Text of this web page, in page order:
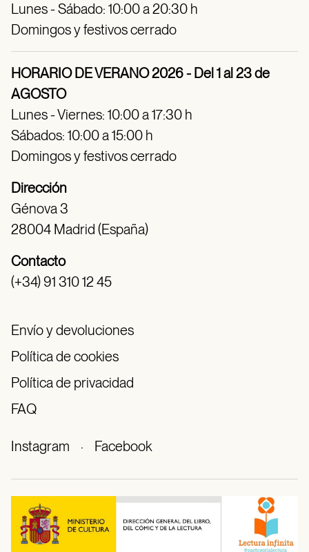
Lunes - Sábado: 10:00 a 20:30 h
Domingos y festivos cerrado
HORARIO DE VERANO 2026 - Del 1 al 23 de
AGOSTO
Lunes - Viernes: 10:00 a 17:30 h
Sábados: 10:00 a 15:00 h
Domingos y festivos cerrado
Dirección
Génova 3
28004 Madrid (España)
Contacto
(+34) 91 310 12 45
Envío y devoluciones
Política de cookies
Política de privacidad
FAQ
Instagram · Facebook